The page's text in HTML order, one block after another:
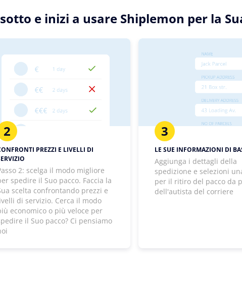
e inizi a usare Shiplemon per la
2
PREZZI E LIVELLI DI
2: scelga il modo migliore
spedire il Suo pacco. Faccia la
scelta confrontando prezzi e
di servizio. Cerca il modo
economico o più veloce per
il Suo pacco? Ci pensiamo
3
LE SUE INFORMAZIONI DI
Aggiunga i dettagli della
spedizione e selezioni
per il ritiro del pacco da
dell'autista del corriere